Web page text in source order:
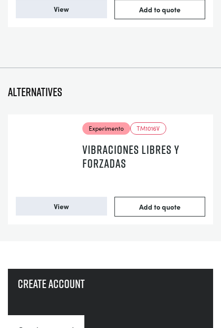
View Add to quote
Alternatives
Experimento TM1016V
VIBRACIONES LIBRES Y
FORZADAS
View Add to quote
Create account